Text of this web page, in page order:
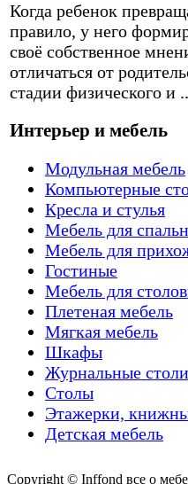
Когда ребенок
правило, у него
своё собственное
отличаться от
стадии физического и
Интерьер и мебель
Модульная мебель
Компьютерные
Кресла и стулья
Мебель для
Мебель для
Гостиные
Мебель для
Плетеная мебель
Мягкая мебель
Шкафы
Журнальные
Столы
Этажерки,
Детская мебель
Copyright © Inffond все о